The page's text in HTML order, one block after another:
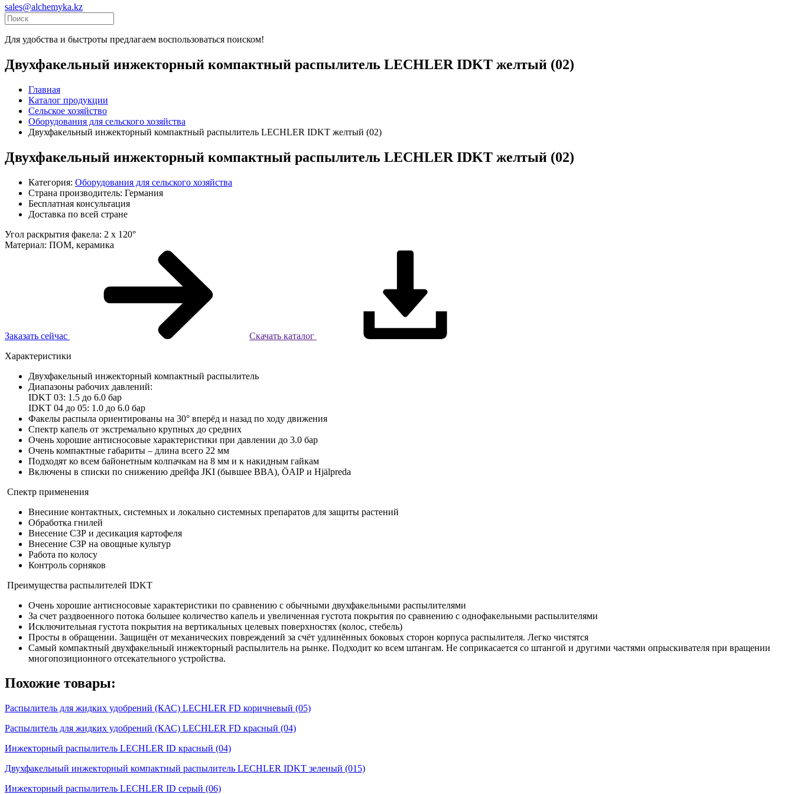
sales@alchemyka.kz
Для удобства и быстроты предлагаем воспользоваться поиском!
Двухфакельный инжекторный компактный распылитель LECHLER IDKT желтый (02)
Главная
Каталог продукции
Сельское хозяйство
Оборудования для сельского хозяйства
Двухфакельный инжекторный компактный распылитель LECHLER IDKT желтый (02)
Двухфакельный инжекторный компактный распылитель LECHLER IDKT желтый (02)
Категория: Оборудования для сельского хозяйства
Страна производитель: Германия
Бесплатная консультация
Доставка по всей стране
Угол раскрытия факела: 2 x 120°
Материал: ПОМ, керамика
Заказать сейчас
Скачать каталог
Характеристики
Двухфакельный инжекторный компактный распылитель
Диапазоны рабочих давлений:
IDKT 03: 1.5 до 6.0 бар
IDKT 04 до 05: 1.0 до 6.0 бар
Факелы распыла ориентированы на 30° вперёд и назад по ходу движения
Спектр капель от экстремально крупных до средних
Очень хорошие антисносовые характеристики при давлении до 3.0 бар
Очень компактные габариты – длина всего 22 мм
Подходят ко всем байонетным колпачкам на 8 мм и к накидным гайкам
Включены в списки по снижению дрейфа JKI (бывшее BBA), ÖAIP и Hjälpreda
Спектр применения
Внесиние контактных, системных и локально системных препаратов для защиты растений
Обработка гнилей
Внесение СЗР и десикация картофеля
Внесение СЗР на овощные культур
Работа по колосу
Контроль сорняков
Преимущества распылителей IDKT
Очень хорошие антисносовые характеристики по сравнению с обычными двухфакельными распылителями
За счет раздвоенного потока большее количество капель и увеличенная густота покрытия по сравнению с однофакельными распылителями
Исключительная густота покрытия на вертикальных целевых поверхностях (колос, стебель)
Просты в обращении. Защищён от механических повреждений за счёт удлинённых боковых сторон корпуса распылителя. Легко чистятся
Самый компактный двухфакельный инжекторный распылитель на рынке. Подходит ко всем штангам. Не соприкасается со штангой и другими частями опрыскивателя при вращении
многопозиционного отсекательного устройства.
Похожие товары:
Распылитель для жидких удобрений (КАС) LECHLER FD коричневый (05)
Распылитель для жидких удобрений (КАС) LECHLER FD красный (04)
Инжекторный распылитель LECHLER ID красный (04)
Двухфакельный инжекторный компактный распылитель LECHLER IDKT зеленый (015)
Инжекторный распылитель LECHLER ID серый (06)